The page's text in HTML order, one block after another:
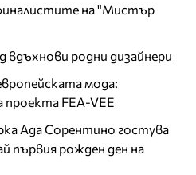
на "Мистър
вдъхнови родни дизайнери
мода:
FEA-VEE
Ада Сорентино гостува
първия рожден ден на